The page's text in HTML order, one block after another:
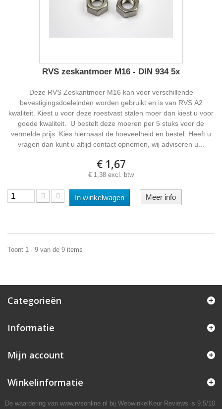
RVS zeskantmoer M16 - DIN 934 5x
Deze RVS Zeskantmoer M16 kan voor verschillende
bevestigingsdoeleinden worden gebruikt en is van RVS A2
kwaliteit. Kiest u voor deze roestvast stalen moer dan kiest u voor
goede kwaliteit. U bestelt deze moeren per 5 stuks voor de
vermelde prijs. Kies hiernaast de hoeveelheid en bestel. Heeft u
vragen dan kunt u altijd contact opnemen, wij adviseren u...
€ 1,67
€ 1,38 excl. btw
In winkelwagen Meer info
Toont 1 - 9 van de 9 items
Categorieën
Informatie
Mijn account
Winkelinformatie
De waardering van www.rvsonline.nl bij WebwinkelKeur Reviews is 9.5/10